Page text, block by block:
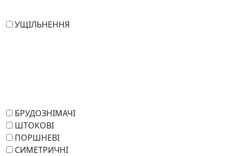
УЩІЛЬНЕННЯ
БРУДОЗНІМАЧІ
ШТОКОВІ
ПОРШНЕВІ
СИМЕТРИЧНІ